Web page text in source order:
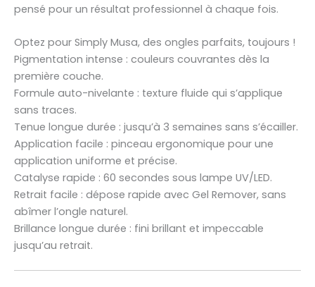
pensé pour un résultat professionnel à chaque fois.
Optez pour Simply Musa, des ongles parfaits, toujours !
Pigmentation intense : couleurs couvrantes dès la
première couche.
Formule auto-nivelante : texture fluide qui s’applique
sans traces.
Tenue longue durée : jusqu’à 3 semaines sans s’écailler.
Application facile : pinceau ergonomique pour une
application uniforme et précise.
Catalyse rapide : 60 secondes sous lampe UV/LED.
Retrait facile : dépose rapide avec Gel Remover, sans
abîmer l’ongle naturel.
Brillance longue durée : fini brillant et impeccable
jusqu’au retrait.